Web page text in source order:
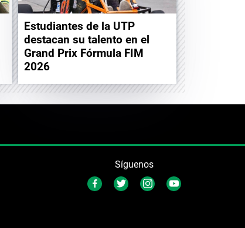
Estudiantes de la UTP
destacan su talento en el
Grand Prix Fórmula FIM
2026
Síguenos